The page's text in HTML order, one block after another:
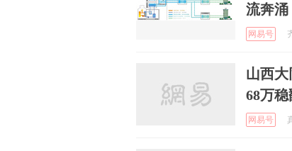
流奔涌
网易号
山西大
68万
网易号